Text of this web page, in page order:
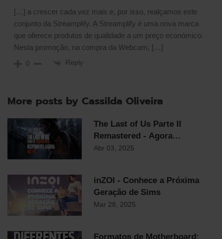
[…] a crescer cada vez mais e, por isso, realçamos este
conjunto da Streamplify. A Streamplify é uma nova marca
que oferece produtos de qualidade a um preço económico.
Nesta promoção, na compra da Webcam, […]
0 Reply
More posts by Cassilda Oliveira
The Last of Us Parte II
Remastered - Agora
Disponível em PC
Abr 03, 2025
inZOI - Conhece a Próxima
Geração de Sims
Mar 28, 2025
Formatos de Motherboard: